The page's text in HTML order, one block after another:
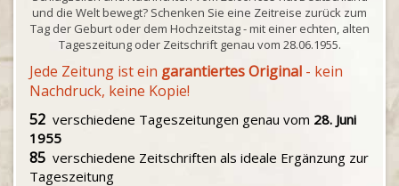
und die Welt bewegt? Schenken Sie eine Zeitreise zurück zum
Tag der Geburt oder dem Hochzeitstag - mit einer echten, alten
Tageszeitung oder Zeitschrift genau vom 28.06.1955.
Jede Zeitung ist ein garantiertes Original - kein
Nachdruck, keine Kopie!
52 verschiedene Tageszeitungen genau vom 28. Juni
1955
85 verschiedene Zeitschriften als ideale Ergänzung zur
Tageszeitung